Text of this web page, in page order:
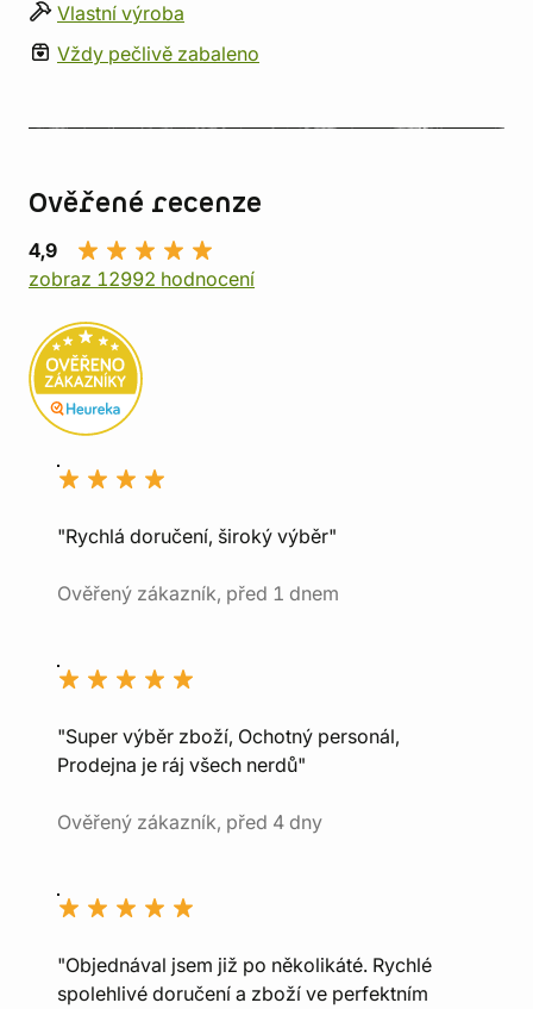
Vlastní výroba
Vždy pečlivě zabaleno
Ověřené recenze
4,9
zobraz 12992 hodnocení
"Rychlá doručení, široký výběr"
Ověřený zákazník, před 1 dnem
"Super výběr zboží, Ochotný personál,
Prodejna je ráj všech nerdů"
Ověřený zákazník, před 4 dny
"Objednával jsem již po několikáté. Rychlé
spolehlivé doručení a zboží ve perfektním